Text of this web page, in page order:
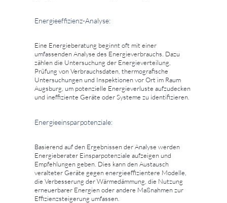
Energieeffizienz-Analyse:
Eine Energieberatung beginnt oft mit einer
umfassenden Analyse des Energieverbrauchs. Dazu
zählen die Untersuchung der Energieverteilung,
Prüfung von Verbrauchsdaten, thermografische
Untersuchungen und Inspektionen vor Ort im Raum
Augsburg, um potenzielle Energieverluste aufzudecken
und ineffiziente Geräte oder Systeme zu identifizieren.
Energieeinsparpotenziale:
Basierend auf den Ergebnissen der Analyse werden
Energieberater Einsparpotenziale aufzeigen und
Empfehlungen geben. Dies kann den Austausch
veralteter Geräte gegen energieeffizientere Modelle,
die Verbesserung der Wärmedämmung, die Nutzung
erneuerbarer Energien oder andere Maßnahmen zur
Effizienzsteigerung umfassen.